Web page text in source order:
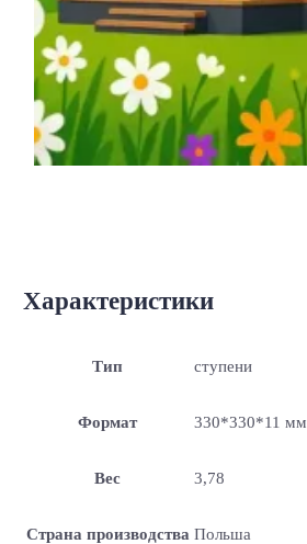
Характеристики
Тип ступени
Формат 330*330*11 мм
Вес 3,78
Страна производства Польша